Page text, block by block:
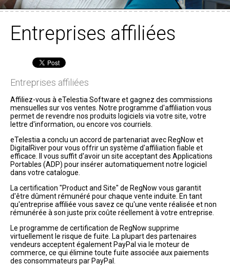
Entreprises affiliées
Entreprises affiliées
Affiliez-vous à eTelestia Software et gagnez des commissions
mensuelles sur vos ventes. Notre programme d'affiliation vous
permet de revendre nos produits logiciels via votre site, votre
lettre d'information, ou encore vos courriels.
eTelestia a conclu un accord de partenariat avec RegNow et
DigitalRiver pour vous offrir un système d'affiliation fiable et
efficace. Il vous suffit d'avoir un site acceptant des Applications
Portables (ADP) pour insérer automatiquement notre logiciel
dans votre catalogue.
La certification "Product and Site" de RegNow vous garantit
d'être dûment rémunéré pour chaque vente induite. En tant
qu'entreprise affiliée vous savez ce qu'une vente réalisée et non
rémunérée à son juste prix coûte réellement à votre entreprise.
Le programme de certification de RegNow supprime
virtuellement le risque de fuite. La plupart des partenaires
vendeurs acceptent également PayPal via le moteur de
commerce, ce qui élimine toute fuite associée aux paiements
des consommateurs par PayPal.